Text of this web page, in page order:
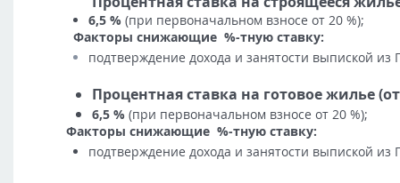
6,5 % (при первоначальном взносе от 20 %);
Факторы снижающие %-тную ставку:
подтверждение дохода и занятости выпиской из
Процентная ставка на готовое жилье
6,5%(при первоначальном взносе от 20 %);
Факторы снижающие %-тную ставку:
подтверждение дохода и занятости выпиской из